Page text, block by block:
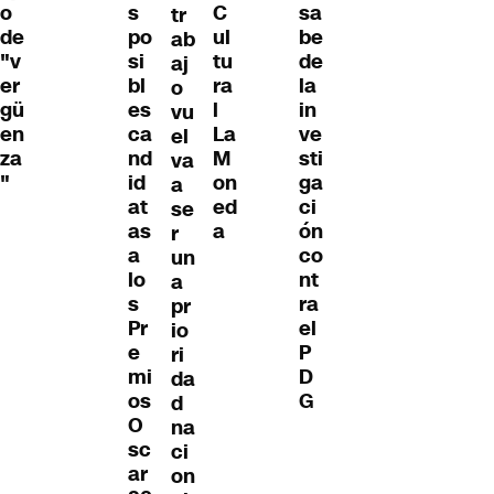
o
de
"v
er
gü
en
za
"
s
po
si
bl
es
ca
nd
id
at
as
a
lo
s
Pr
e
mi
os
O
sc
ar
tr
ab
aj
o
vu
el
va
a
se
r
un
a
pr
io
ri
da
d
na
ci
on
C
ul
tu
ra
l
La
M
on
ed
a
sa
be
de
la
in
ve
sti
ga
ci
ón
co
nt
ra
el
P
D
G